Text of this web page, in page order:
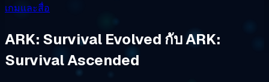
เกมและสื่อ
ARK: Survival Evolved กับ ARK:
Survival Ascended